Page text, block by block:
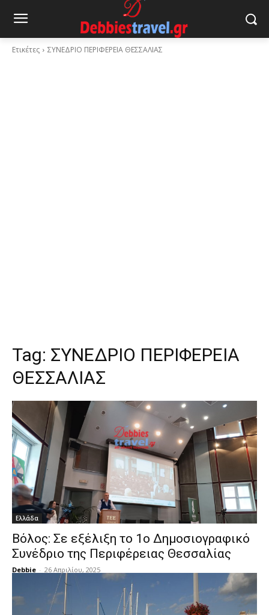
Ετικέτες ΣΥΝΕΔΡΙΟ ΠΕΡΙΦΕΡΕΙΑ ΘΕΣΣΑΛΙΑΣ
Tag: ΣΥΝΕΔΡΙΟ ΠΕΡΙΦΕΡΕΙΑ
ΘΕΣΣΑΛΙΑΣ
Ελλάδα
Βόλος: Σε εξέλιξη το 1ο Δημοσιογραφικό
Συνέδριο της Περιφέρειας Θεσσαλίας
Debbie - 26 Απριλίου, 2025